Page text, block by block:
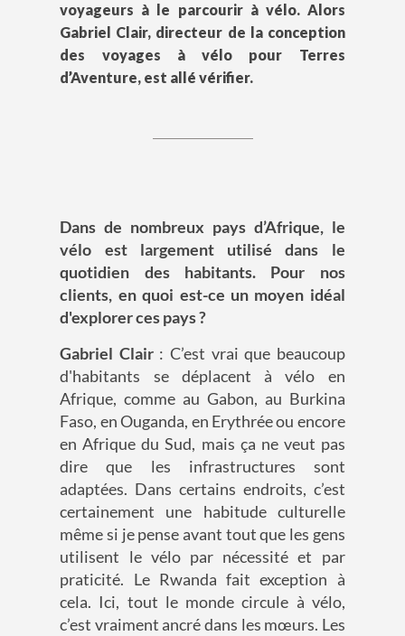
voyageurs à le parcourir à vélo. Alors
Gabriel Clair, directeur de la conception
des voyages à vélo pour Terres
d’Aventure, est allé vérifier.
Dans de nombreux pays d’Afrique, le
vélo est largement utilisé dans le
quotidien des habitants. Pour nos
clients, en quoi est-ce un moyen idéal
d'explorer ces pays ?
Gabriel Clair: C’est vrai que beaucoup
d'habitants se déplacent à vélo en
Afrique, comme au Gabon, au Burkina
Faso, en Ouganda, en Erythrée ou encore
en Afrique du Sud, mais ça ne veut pas
dire que les infrastructures sont
adaptées. Dans certains endroits, c’est
certainement une habitude culturelle
même si je pense avant tout que les gens
utilisent le vélo par nécessité et par
praticité. Le Rwanda fait exception à
cela. Ici, tout le monde circule à vélo,
c’est vraiment ancré dans les mœurs. Les